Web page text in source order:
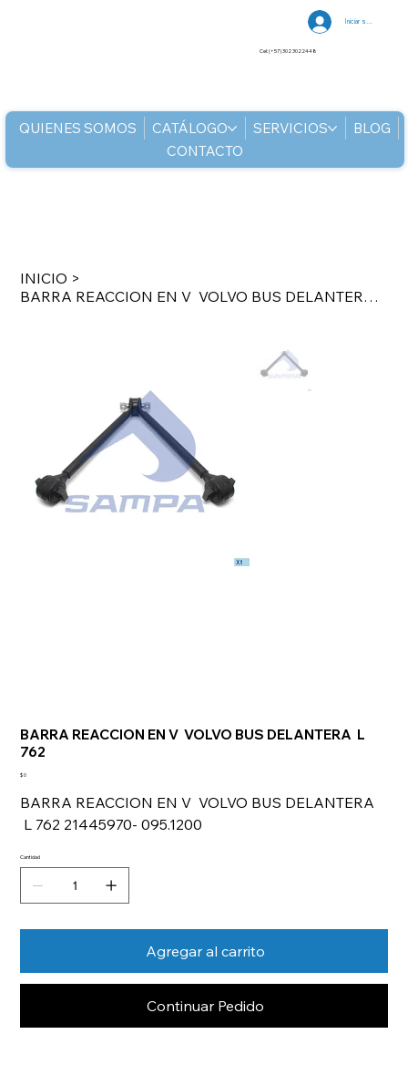
QUIENES SOMOS CATÁLOGO SERVICIOS
BLOG
CONTACTO
Iniciar sesión
Cel: (+57) 302 3022448
INICIO >
BARRA REACCION EN V VOLVO BUS DELANTERA L 762
BARRA REACCION EN V VOLVO BUS DELANTERA L
762
Precio
$ 0
BARRA REACCION EN V VOLVO BUS DELANTERA
L 762 21445970- 095.1200
Cantidad
Agregar al carrito
Continuar Pedido